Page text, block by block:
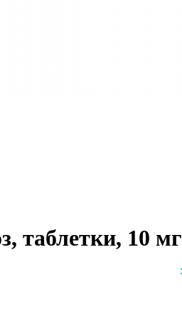
таблетки, 10 мг